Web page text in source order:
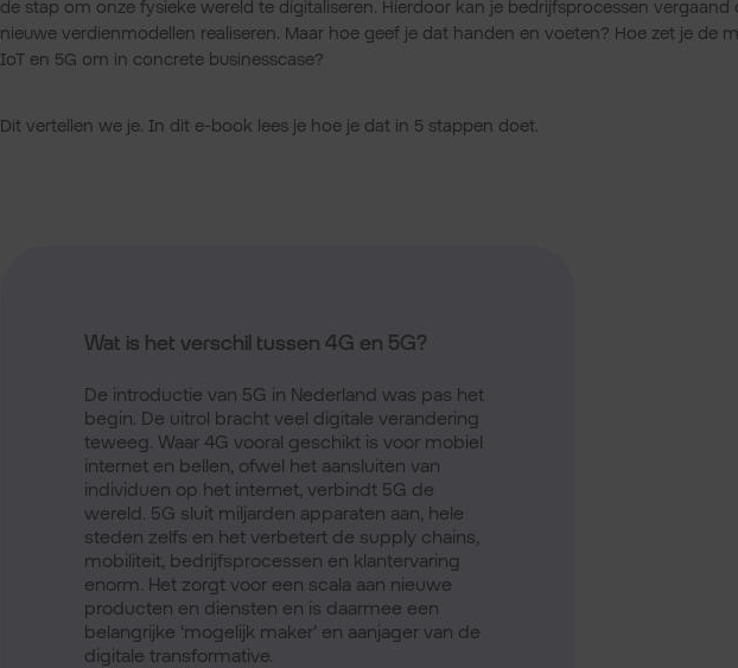
de stap om onze fysieke wereld te digitaliseren. Hierdoor kan je bedrijfsprocessen vergaand
nieuwe verdienmodellen realiseren. Maar hoe geef je dat handen en voeten? Hoe zet je de
IoT en 5G om in concrete businesscase?
Dit vertellen we je. In dit e-book lees je hoe je dat in 5 stappen doet.
Wat is het verschil tussen 4G en 5G?
De introductie van 5G in Nederland was pas het
begin. De uitrol bracht veel digitale verandering
teweeg. Waar 4G vooral geschikt is voor mobiel
internet en bellen, ofwel het aansluiten van
individuen op het internet, verbindt 5G de
wereld. 5G sluit miljarden apparaten aan, hele
steden zelfs en het verbetert de supply chains,
mobiliteit, bedrijfsprocessen en klantervaring
enorm. Het zorgt voor een scala aan nieuwe
producten en diensten en is daarmee een
belangrijke ‘mogelijk maker’ en aanjager van de
digitale transformative.